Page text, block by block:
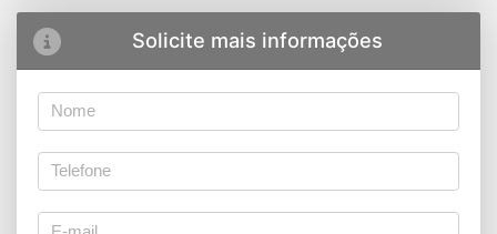
Solicite mais informações